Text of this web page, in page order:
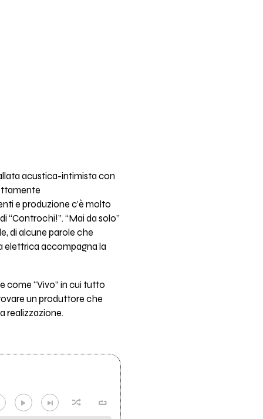
acustica-intimista con
e produzione c'è molto
“Controchi!”. “Mai da solo”
di alcune parole che
elettrica accompagna la
come “Vivo” in cui tutto
un produttore che
realizzazione.